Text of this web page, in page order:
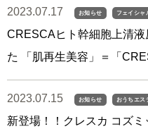
2023.07.17 お知らせ フェイシャ
CRESCAヒト幹細胞上清
た 「肌再生美容」＝「
2023.07.15 お知らせ おうちエス
新登場！！クレスカ コズ